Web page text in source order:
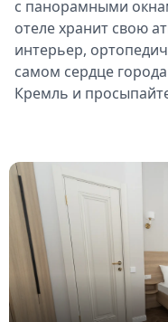
с панорамными
отеле хранит свою
интерьер,
самом сердце
Кремль и